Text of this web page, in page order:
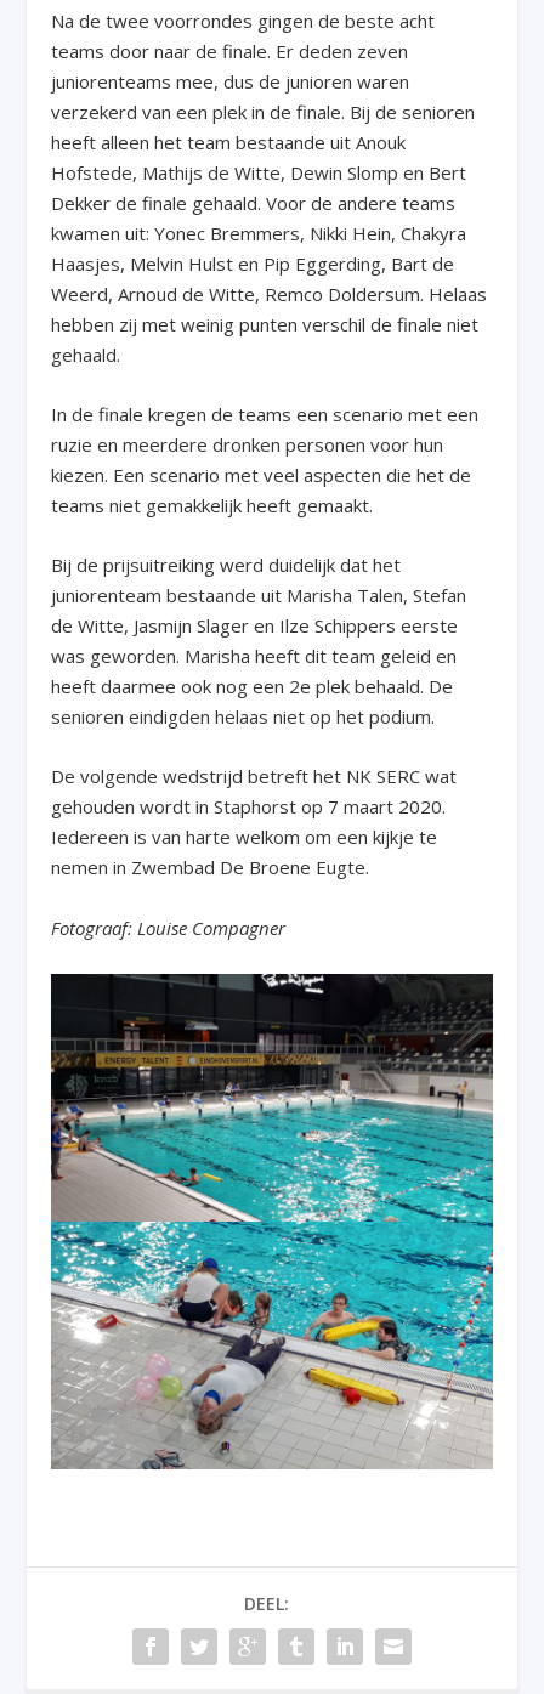
Na de twee voorrondes gingen de beste acht
teams door naar de finale. Er deden zeven
juniorenteams mee, dus de junioren waren
verzekerd van een plek in de finale. Bij de senioren
heeft alleen het team bestaande uit Anouk
Hofstede, Mathijs de Witte, Dewin Slomp en Bert
Dekker de finale gehaald. Voor de andere teams
kwamen uit: Yonec Bremmers, Nikki Hein, Chakyra
Haasjes, Melvin Hulst en Pip Eggerding, Bart de
Weerd, Arnoud de Witte, Remco Doldersum. Helaas
hebben zij met weinig punten verschil de finale niet
gehaald.
In de finale kregen de teams een scenario met een
ruzie en meerdere dronken personen voor hun
kiezen. Een scenario met veel aspecten die het de
teams niet gemakkelijk heeft gemaakt.
Bij de prijsuitreiking werd duidelijk dat het
juniorenteam bestaande uit Marisha Talen, Stefan
de Witte, Jasmijn Slager en Ilze Schippers eerste
was geworden. Marisha heeft dit team geleid en
heeft daarmee ook nog een 2e plek behaald. De
senioren eindigden helaas niet op het podium.
De volgende wedstrijd betreft het NK SERC wat
gehouden wordt in Staphorst op 7 maart 2020.
Iedereen is van harte welkom om een kijkje te
nemen in Zwembad De Broene Eugte.
Fotograaf: Louise Compagner
DEEL: